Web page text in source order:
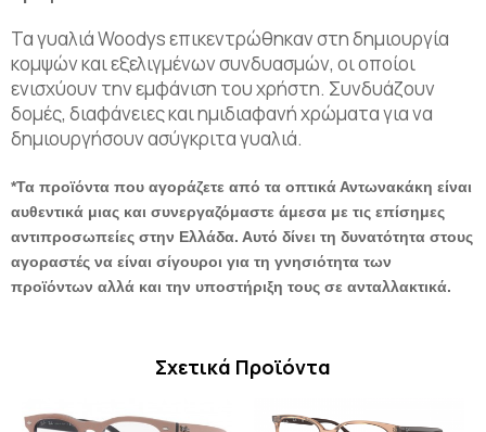
Τα γυαλιά Woodys επικεντρώθηκαν στη δημιουργία
κομψών και εξελιγμένων συνδυασμών, οι οποίοι
ενισχύουν την εμφάνιση του χρήστη. Συνδυάζουν
δομές, διαφάνειες και ημιδιαφανή χρώματα για να
δημιουργήσουν ασύγκριτα γυαλιά.
*Τα προϊόντα που αγοράζετε από τα οπτικά Αντωνακάκη είναι
αυθεντικά μιας και συνεργαζόμαστε άμεσα με τις επίσημες
αντιπροσωπείες στην Ελλάδα. Αυτό δίνει τη δυνατότητα στους
αγοραστές να είναι σίγουροι για τη γνησιότητα των
προϊόντων αλλά και την υποστήριξη τους σε ανταλλακτικά.
Σχετικά Προϊόντα